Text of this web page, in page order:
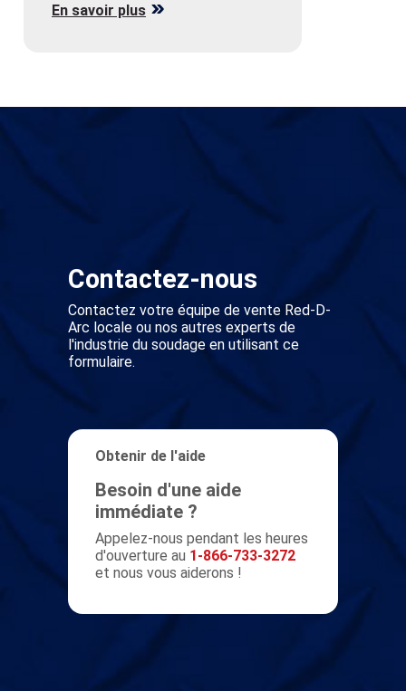
En savoir plus
Contactez-nous
Contactez votre équipe de vente Red-D-
Arc locale ou nos autres experts de
l'industrie du soudage en utilisant ce
formulaire.
Obtenir de l'aide
Besoin d'une aide
immédiate ?
Appelez-nous pendant les heures
d'ouverture au 1-866-733-3272
et nous vous aiderons !